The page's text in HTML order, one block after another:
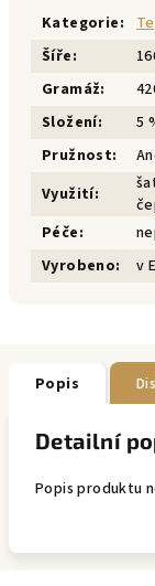
Kategorie:
Šíře:
Gramáž:
Složení:
5
Pružnost:
Využití:
Péče:
Vyrobeno: v
Popis
Detailní
Popis produktu